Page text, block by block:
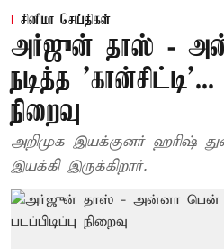
சினிமா செய்திகள்
அர்ஜுன் தாஸ் -
நடித்த 'கான்சிட்டி'...
நிறைவு
அறிமுக இயக்குனர் ஹரிஷ்
இயக்கி இருக்கிறார்.